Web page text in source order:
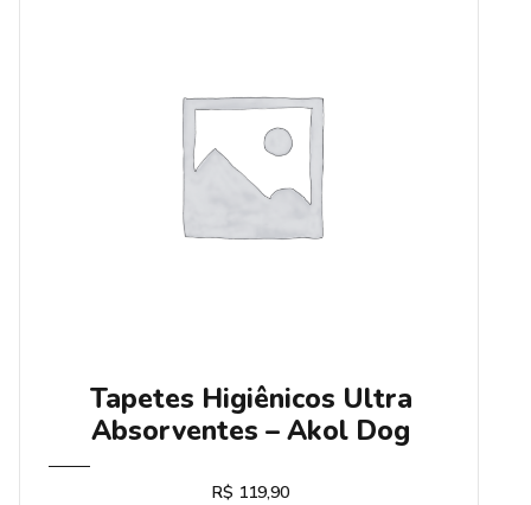
Tapetes Higiênicos Ultra
Absorventes – Akol Dog
R$ 119,90